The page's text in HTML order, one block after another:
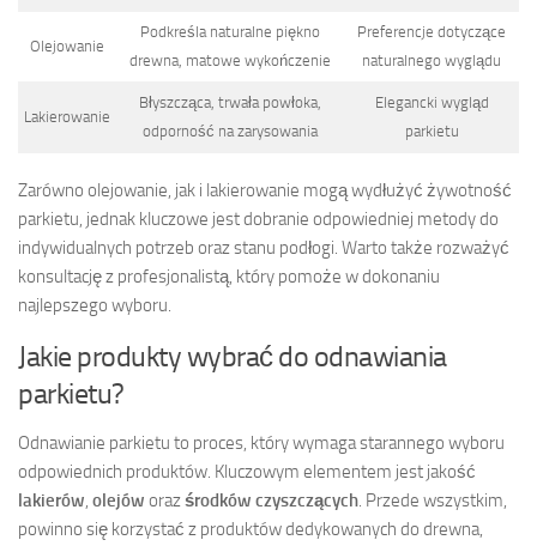
Olejowanie
Podkreśla naturalne piękno
drewna, matowe wykończenie
Preferencje dotyczące
naturalnego wyglądu
Lakierowanie
Błyszcząca, trwała powłoka,
odporność na zarysowania
Elegancki wygląd
parkietu
Zarówno olejowanie, jak i lakierowanie mogą wydłużyć żywotność
parkietu, jednak kluczowe jest dobranie odpowiedniej metody do
indywidualnych potrzeb oraz stanu podłogi. Warto także rozważyć
konsultację z profesjonalistą, który pomoże w dokonaniu
najlepszego wyboru.
Jakie produkty wybrać do odnawiania
parkietu?
Odnawianie parkietu to proces, który wymaga starannego wyboru
odpowiednich produktów. Kluczowym elementem jest jakość
lakierów, olejów orazśrodków czyszczących. Przede wszystkim,
powinno się korzystać z produktów dedykowanych do drewna,